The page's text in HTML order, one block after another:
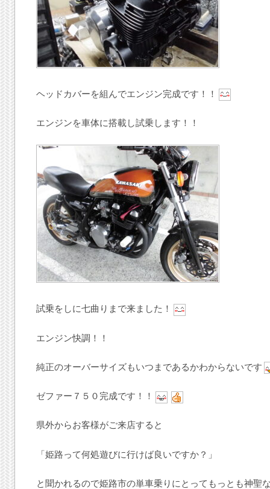
ヘッドカバーを組んでエンジン完成です！！
エンジンを車体に搭載し試乗します！！
試乗をしに七曲りまで来ました！
エンジン快調！！
純正のオーバーサイズもいつまであるかわからないです
ゼファー７５０完成です！！
県外からお客様がご来店すると
「姫路って何処遊びに行けば良いですか？」
と聞かれるので姫路市の単車乗りにとってもっとも神聖